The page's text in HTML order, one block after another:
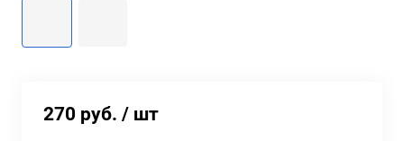
270 руб. / шт